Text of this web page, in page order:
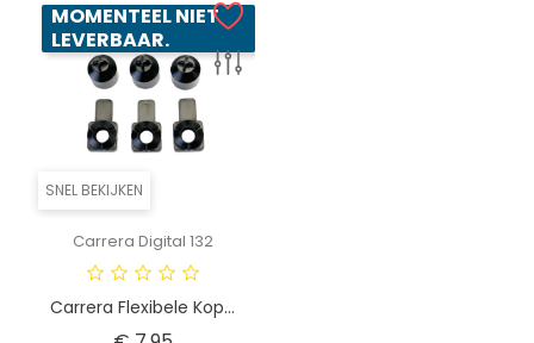
SNEL BEKIJKEN
MOMENTEEL NIET
LEVERBAAR.
Carrera Digital 132
Carrera Flexibele Kop...